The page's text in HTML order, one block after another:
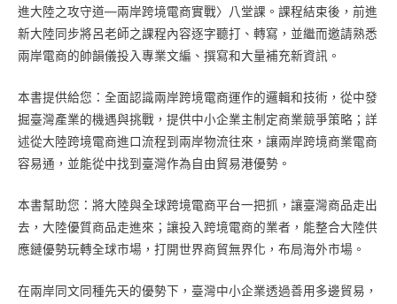
進大陸之攻守道—兩岸跨境電商實戰〉八堂課。課程結束後，前進
新大陸同步將呂老師之課程內容逐字聽打、轉寫，並繼而邀請熟悉
兩岸電商的帥韻儀投入專業文編、撰寫和大量補充新資訊。
本書提供給您：全面認識兩岸跨境電商運作的邏輯和技術，從中發
掘臺灣產業的機遇與挑戰，提供中小企業主制定商業競爭策略；詳
述從大陸跨境電商進口流程到兩岸物流往來，讓兩岸跨境商業電商
容易通，並能從中找到臺灣作為自由貿易港優勢。
本書幫助您：將大陸與全球跨境電商平台一把抓，讓臺灣商品走出
去，大陸優質商品走進來；讓投入跨境電商的業者，能整合大陸供
應鏈優勢玩轉全球市場，打開世界商貿無界化，布局海外市場。
在兩岸同文同種先天的優勢下，臺灣中小企業透過善用多邊貿易，